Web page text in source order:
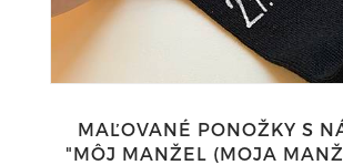
MAĽOVANÉ PONOŽKY S
"MÔJ MANŽEL (MOJA